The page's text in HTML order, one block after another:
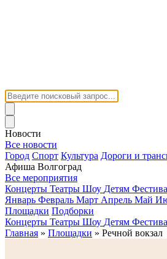
Новости
Все новости
Город Спорт Культура Дороги и
Афиша Волгоград
Все мероприятия
Концерты Театры Шоу Детям
Январь Февраль Март Апрель Май
Площадки Подборки
Концерты Театры Шоу Детям
Главная » Площадки » Речной вокзал